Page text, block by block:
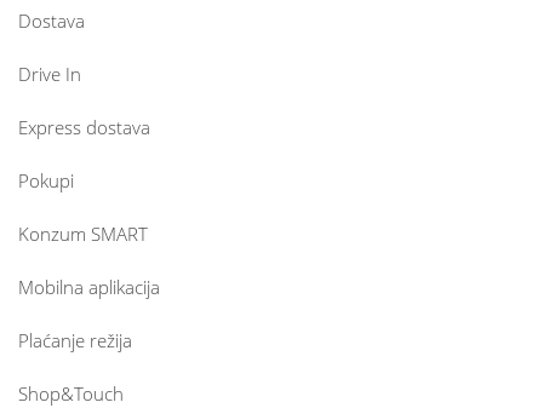
Dostava
Drive In
Express dostava
Pokupi
Konzum SMART
Mobilna aplikacija
Plaćanje režija
Shop&Touch